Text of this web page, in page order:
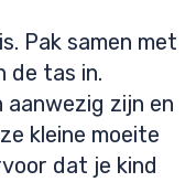
Pak samen met
de tas in.
zijn en
kleine moeite
dat je kind